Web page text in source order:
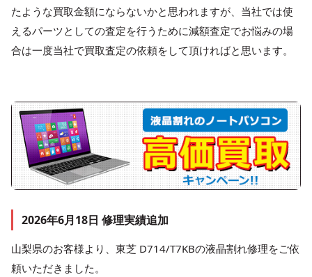
たような買取金額にならないかと思われますが、当社では使
えるパーツとしての査定を行うために減額査定でお悩みの場
合は一度当社で買取査定の依頼をして頂ければと思います。
2026年6月18日 修理実績追加
山梨県のお客様より、東芝 D714/T7KBの液晶割れ修理をご依
頼いただきました。